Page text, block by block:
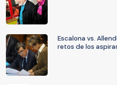
Escalona vs.
retos de los